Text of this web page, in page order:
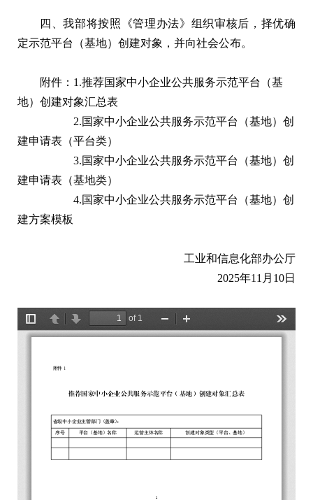
四、我部将按照《管理办法》组织审核后，择优确
定示范平台（基地）创建对象，并向社会公布。
附件：1.推荐国家中小企业公共服务示范平台（基
地）创建对象汇总表
2.国家中小企业公共服务示范平台（基地）创
建申请表（平台类）
3.国家中小企业公共服务示范平台（基地）创
建申请表（基地类）
4.国家中小企业公共服务示范平台（基地）创
建方案模板
工业和信息化部办公厅
2025年11月10日